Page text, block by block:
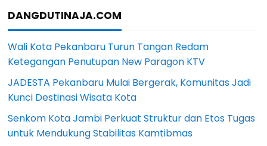
DANGDUTINAJA.COM
Wali Kota Pekanbaru Turun Tangan Redam
Ketegangan Penutupan New Paragon KTV
JADESTA Pekanbaru Mulai Bergerak, Komunitas Jadi
Kunci Destinasi Wisata Kota
Senkom Kota Jambi Perkuat Struktur dan Etos Tugas
untuk Mendukung Stabilitas Kamtibmas